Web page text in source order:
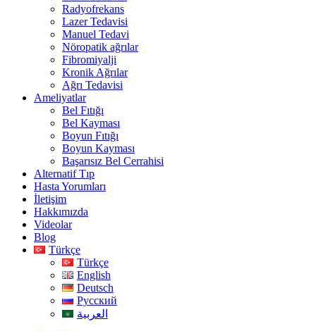
Radyofrekans
Lazer Tedavisi
Manuel Tedavi
Nöropatik ağrılar
Fibromiyalji
Kronik Ağrılar
Ağrı Tedavisi
Ameliyatlar
Bel Fıtığı
Bel Kayması
Boyun Fıtığı
Boyun Kayması
Başarısız Bel Cerrahisi
Alternatif Tıp
Hasta Yorumları
İletişim
Hakkımızda
Videolar
Blog
Türkçe
Türkçe
English
Deutsch
Русский
العربية